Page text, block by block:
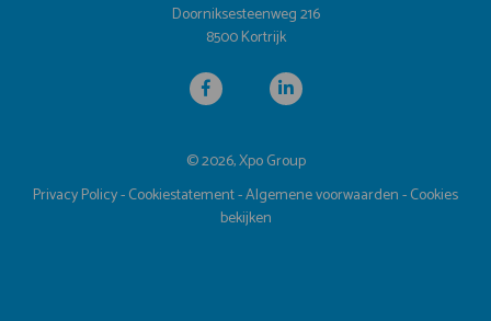
Doorniksesteenweg 216
8500 Kortrijk
© 2026, Xpo Group
Privacy Policy-Cookiestatement-Algemene voorwaarden-Cookies
bekijken